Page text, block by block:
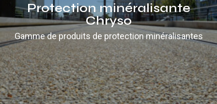
Protection minéralisante
Chryso
Gamme de produits de protection minéralisantes